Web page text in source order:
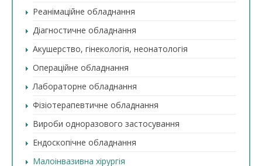
Реанімаційне обладнання
Діагностичне обладнання
Акушерство, гінекологія, неонатологія
Операційне обладнання
Лабораторне обладнання
Фізіотерапевтичне обладнання
Вироби одноразового застосування
Ендоскопічне обладнання
Малоінвазивна хірургія